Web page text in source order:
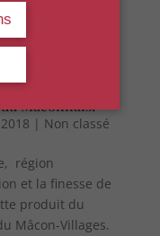
Mâconnais!
| Non classé
région
et la finesse de
produit du
Mâcon-Villages.